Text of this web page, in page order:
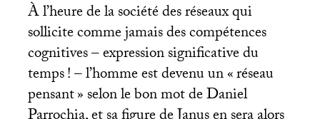
À l’heure de la société des réseaux qui
sollicite comme jamais des compétences
cognitives – expression significative du
temps! – l’homme est devenu un «réseau
pensant» selon le bon mot de Daniel